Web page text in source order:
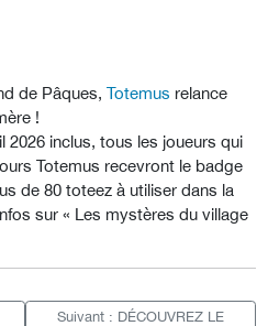
de Pâques, Totemus relance
!
2026 inclus, tous les joueurs qui
Totemus recevront le badge
de 80 toteez à utiliser dans la
sur « Les mystères du village
Suivant : DÉCOUVREZ LE